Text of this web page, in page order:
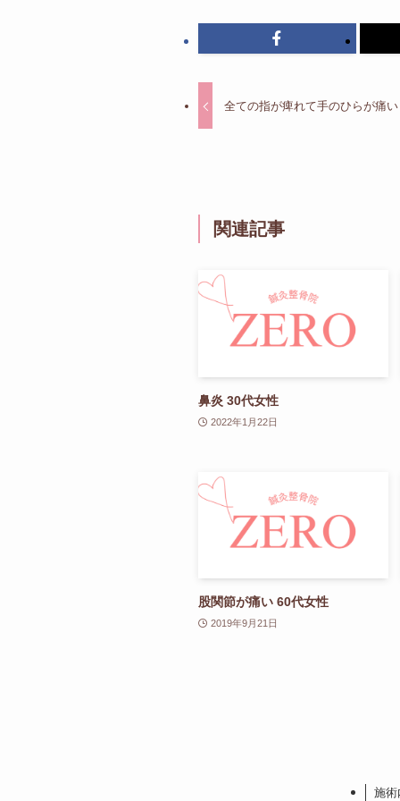
全ての指が痺れて手のひらが痛
関連記事
鼻炎 30代女性
2022年1月22日
股関節が痛い 60代女性
2019年9月21日
施術